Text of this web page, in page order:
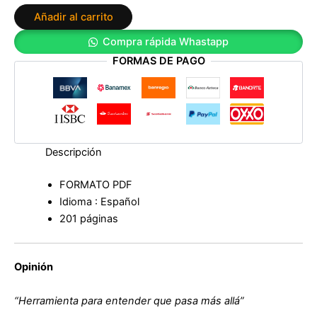
comes
Victoria
cantidad
Añadir al carrito
Compra rápida Whastapp
FORMAS DE PAGO
Descripción
FORMATO PDF
Idioma : Español
201 páginas
Opinión
“Herramienta para entender que pasa más allá”